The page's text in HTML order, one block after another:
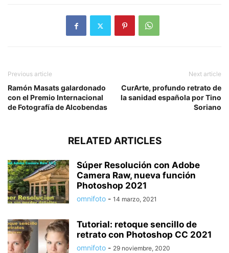
Previous article
Ramón Masats galardonado
con el Premio Internacional
de Fotografía de Alcobendas
Next article
CurArte, profundo retrato de
la sanidad española por Tino
Soriano
RELATED ARTICLES
Súper Resolución con Adobe
Camera Raw, nueva función
Photoshop 2021
omnifoto - 14 marzo, 2021
Tutorial: retoque sencillo de
retrato con Photoshop CC 2021
omnifoto - 29 noviembre, 2020